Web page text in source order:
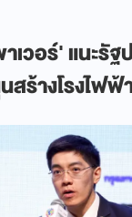
เวอร์' แนะรั
ร้างโรงไฟฟ้